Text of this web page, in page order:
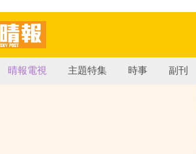
晴報電視 主題特集 時事 副刊